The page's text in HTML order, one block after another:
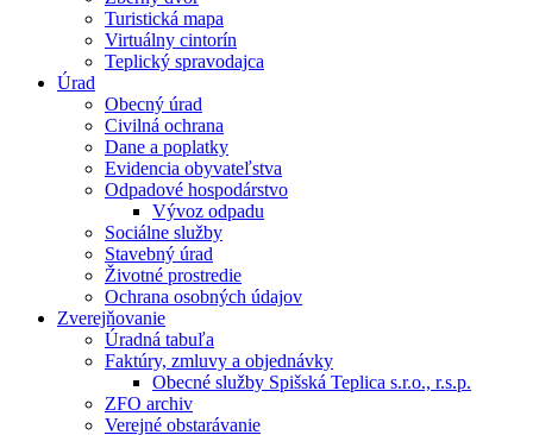
Turistická mapa
Virtuálny cintorín
Teplický spravodajca
Úrad
Obecný úrad
Civilná ochrana
Dane a poplatky
Evidencia obyvateľstva
Odpadové hospodárstvo
Vývoz odpadu
Sociálne služby
Stavebný úrad
Životné prostredie
Ochrana osobných údajov
Zverejňovanie
Úradná tabuľa
Faktúry, zmluvy a objednávky
Obecné služby Spišská Teplica s.r.o., r.s.p.
ZFO archiv
Verejné obstarávanie